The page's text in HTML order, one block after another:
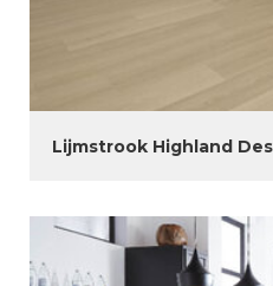
Lijmstrook Highland